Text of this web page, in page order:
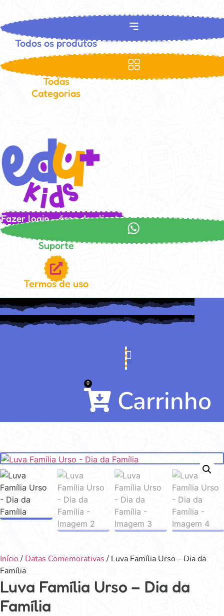
Todos os produtos
Todas
Categorias
Fazer login - área do cliente
Suporte
Termos de uso
0
Carrinho
Início/ Datas Comemorativas/ Luva Família Urso – Dia da
Família
Luva Família Urso – Dia da
Família